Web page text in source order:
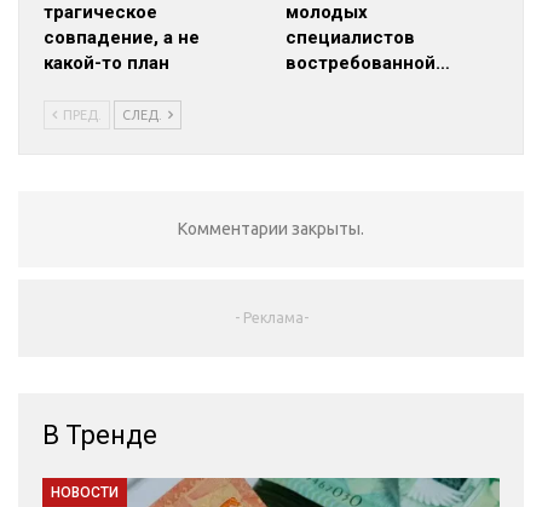
трагическое
совпадение, а не
какой-то план
молодых
специалистов
востребованной…
ПРЕД. СЛЕД.
Комментарии закрыты.
- Реклама-
В Тренде
НОВОСТИ